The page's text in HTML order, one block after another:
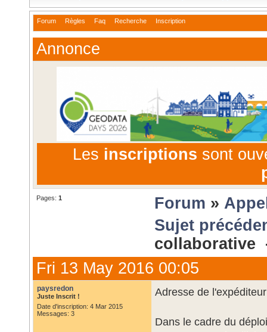
Forum Règles Faq Recherche Inscription
Annonce
Les inscriptions sont
Pages: 1 Forum »
Sujet
Fri 13 May 2016 00:05
paysredon
Juste Inscrit !
Date d'inscription: 4 Mar 2015
Messages: 3
Adresse de
Dans le cadre du